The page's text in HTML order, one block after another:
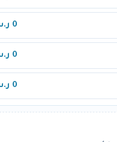
0 ر.س
0 ر.س
0 ر.س